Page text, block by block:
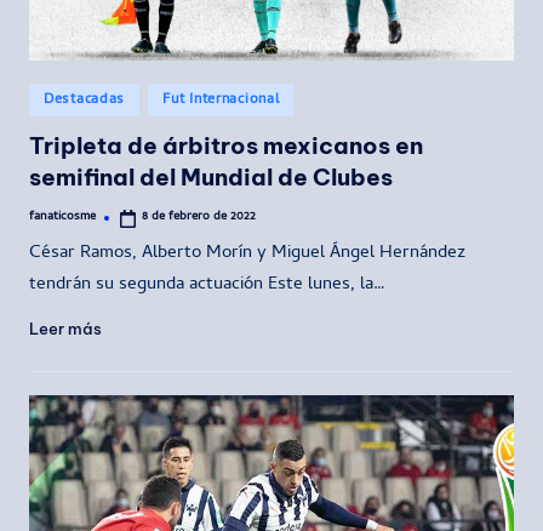
Publicado
en
Destacadas Fut Internacional
Tripleta de árbitros mexicanos en
semifinal del Mundial de Clubes
Publicado
fanaticosme 8 de febrero de 2022
César Ramos, Alberto Morín y Miguel Ángel Hernández
tendrán su segunda actuación Este lunes, la…
Leer más